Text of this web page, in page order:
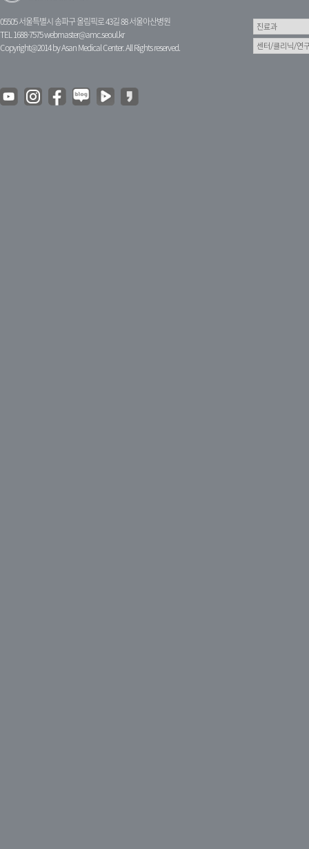
05505 서울특별시 송파구 올림픽로 43길 88 서울아산병원
TEL 1688-7575webmaster@amc.seoul.kr
Copyright@2014 by Asan Medical Center. All Rights reserved.